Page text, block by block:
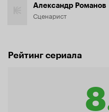
Александр Романов
Сценарист
Рейтинг сериала